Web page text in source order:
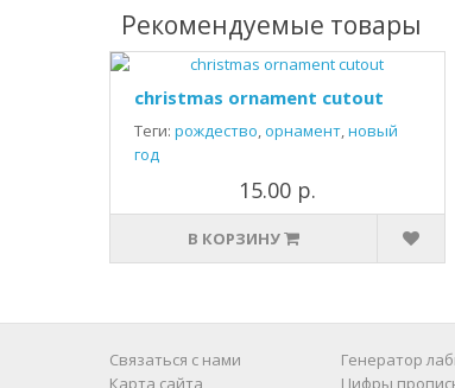
Рекомендуемые товары
christmas ornament cutout
Теги: рождество,орнамент,новый
год
15.00 р.
В КОРЗИНУ
Связаться с нами
Карта сайта
Генератор
Цифры